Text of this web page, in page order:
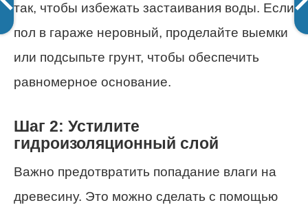
так, чтобы избежать застаивания воды. Если
пол в гараже неровный, проделайте выемки
или подсыпьте грунт, чтобы обеспечить
равномерное основание.
Шаг 2: Устилите
гидроизоляционный слой
Важно предотвратить попадание влаги на
древесину. Это можно сделать с помощью